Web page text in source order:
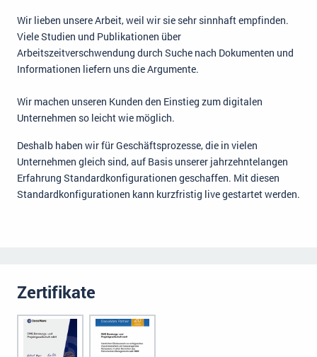
Wir lieben unsere Arbeit, weil wir sie sehr sinnhaft empfinden.
Viele Studien und Publikationen über
Arbeitszeitverschwendung durch Suche nach Dokumenten und
Informationen liefern uns die Argumente.
Wir machen unseren Kunden den Einstieg zum digitalen
Unternehmen so leicht wie möglich.
Deshalb haben wir für Geschäftsprozesse, die in vielen
Unternehmen gleich sind, auf Basis unserer jahrzehntelangen
Erfahrung Standardkonfigurationen geschaffen. Mit diesen
Standardkonfigurationen kann kurzfristig live gestartet werden.
Zertifikate